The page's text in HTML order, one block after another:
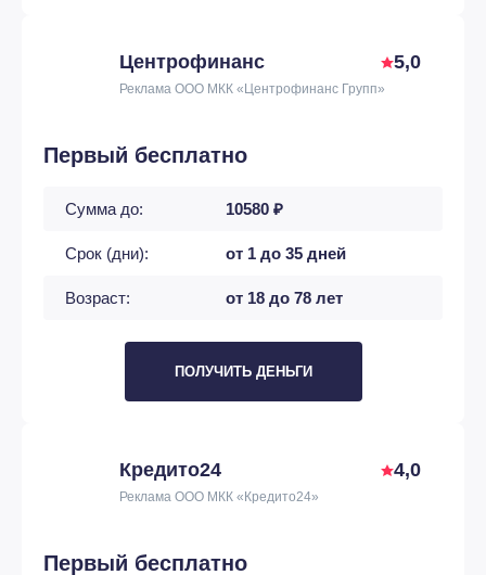
Центрофинанс 5,0
Реклама ООО МКК «Центрофинанс Групп»
Первый бесплатно
Сумма до: 10580 ₽
Срок (дни): от 1 до 35 дней
Возраст: от 18 до 78 лет
ПОЛУЧИТЬ ДЕНЬГИ
Кредито24 4,0
Реклама ООО МКК «Кредито24»
Первый бесплатно